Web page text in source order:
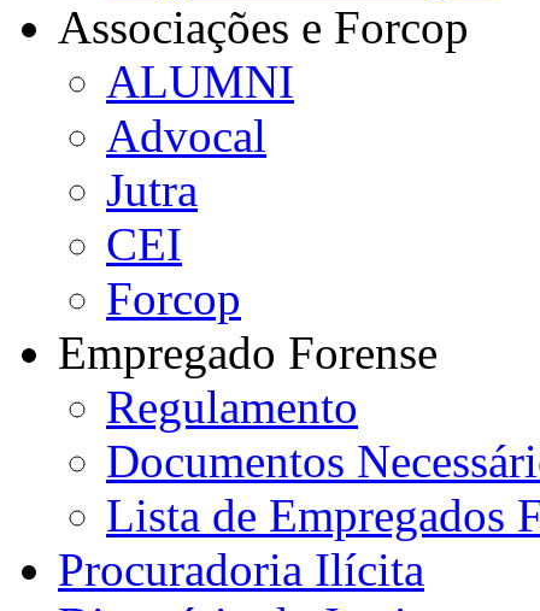
Associações e Forcop
ALUMNI
Advocal
Jutra
CEI
Forcop
Empregado Forense
Regulamento
Documentos
Lista de Empregados
Procuradoria Ilícita